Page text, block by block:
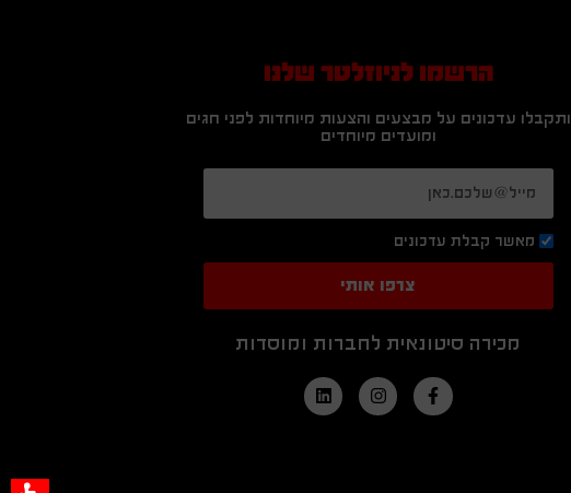
הרשמו לניוזלטר שלנו
ותקבלו עדכונים על מבצעים והצעות מיוחדות לפני חגים
ומועדים מיוחדים
מאשר קבלת עדכונים
צרפו אותי
מכירה סיטונאית לחברות ומוסדות